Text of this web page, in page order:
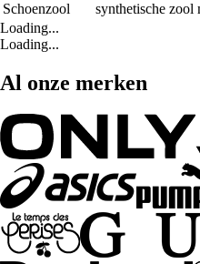
Schoenzool
synthetische zool
Loading...
Loading...
Al onze merken